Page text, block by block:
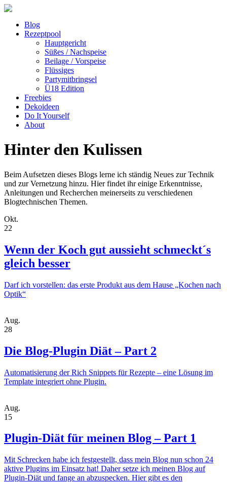
Blog
Rezeptpool
Hauptgericht
Süßes / Nachspeise
Beilage / Vorspeise
Flüssiges
Partymitbringsel
Ü18 Edition
Freebies
Dekoideen
Do It Yourself
About
Hinter den Kulissen
Beim Aufsetzen dieses Blogs lerne ich ständig Neues zur Technik
und zur Vernetzung hinzu. Hier findet ihr einige Erkenntnisse,
Anleitungen und Recherchen meinerseits zu verschiedenen
Blogtechnischen Themen.
Okt.
22
Wenn der Koch gut aussieht schmeckt´s
gleich besser
Darf ich vorstellen: das erste Produkt aus dem Hause „Kochen nach
Optik“
Aug.
28
Die Blog-Plugin Diät – Part 2
Automatisierung der Rich Snippets für Rezepte – eine Lösung im
Template integriert ohne Plugin.
Aug.
15
Plugin-Diät für meinen Blog – Part 1
Mit Schrecken habe ich festgestellt, dass mein Blog nun schon 24
aktive Plugins im Einsatz hat! Daher setze ich meinen Blog auf
Plugin-Diät und fange an abzuspecken. Hier gibt es den